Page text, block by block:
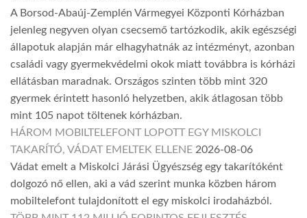
A Borsod-Abaúj-Zemplén Vármegyei Központi Kórházban
jelenleg negyven olyan csecsemő tartózkodik, akik egészségi
állapotuk alapján már elhagyhatnák az intézményt, azonban
családi vagy gyermekvédelmi okok miatt továbbra is kórházi
ellátásban maradnak. Országos szinten több mint 320
gyermek érintett hasonló helyzetben, akik átlagosan több
mint 105 napot töltenek kórházban.
HÁROM MOBILTELEFONT LOPOTT EGY MISKOLCI
TAKARÍTÓ, VÁDAT EMELTEK ELLENE 2026-08-06
Vádat emelt a Miskolci Járási Ügyészség egy takarítóként
dolgozó nő ellen, aki a vád szerint munka közben három
mobiltelefont tulajdonított el egy miskolci irodaházból.